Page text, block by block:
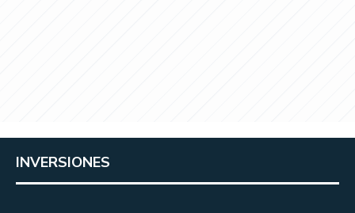
INVERSIONES